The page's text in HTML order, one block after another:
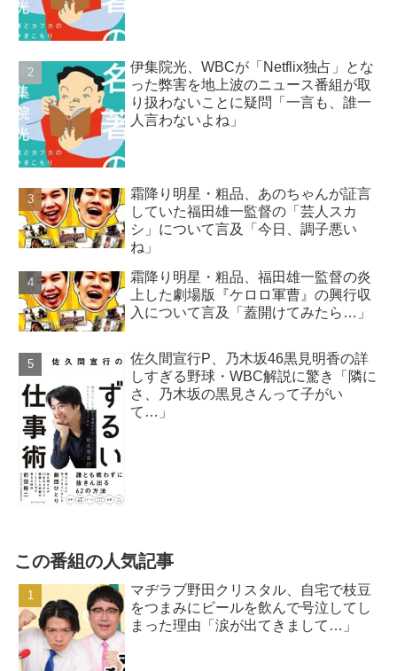
伊集院光、WBCが「Netflix独占」とな
った弊害を地上波のニュース番組が取
り扱わないことに疑問「一言も、誰一
人言わないよね」
霜降り明星・粗品、あのちゃんが証言
していた福田雄一監督の「芸人スカ
シ」について言及「今日、調子悪い
ね」
霜降り明星・粗品、福田雄一監督の炎
上した劇場版『ケロロ軍曹』の興行収
入について言及「蓋開けてみたら…」
佐久間宣行P、乃木坂46黒見明香の詳
しすぎる野球・WBC解説に驚き「隣に
さ、乃木坂の黒見さんって子がい
て…」
この番組の人気記事
マヂラブ野田クリスタル、自宅で枝豆
をつまみにビールを飲んで号泣してし
まった理由「涙が出てきまして…」